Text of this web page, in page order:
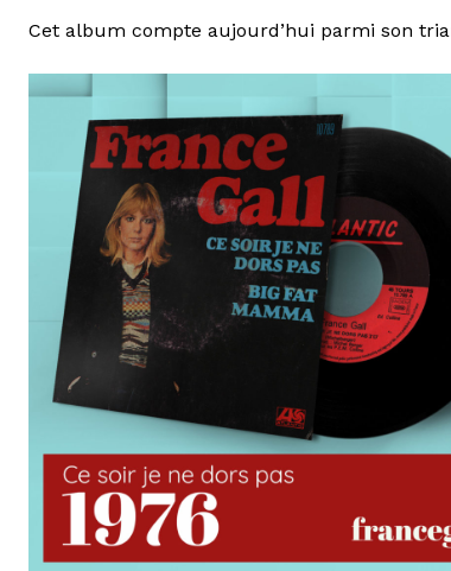
Cet album compte aujourd’hui parmi son